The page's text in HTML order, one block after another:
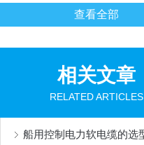
查看全部
相关文章
RELATED ARTICLES